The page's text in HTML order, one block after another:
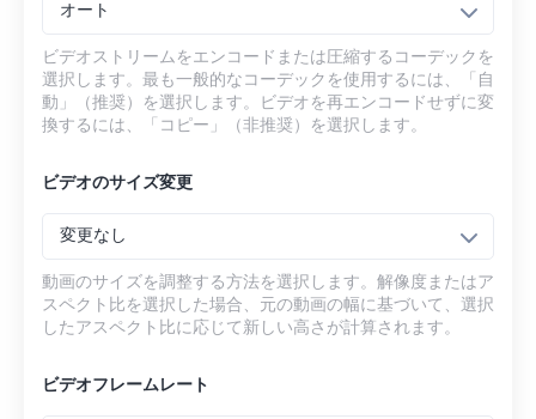
オート
ビデオストリームをエンコードまたは圧縮するコーデックを
選択します。最も一般的なコーデックを使用するには、「自
動」（推奨）を選択します。ビデオを再エンコードせずに変
換するには、「コピー」（非推奨）を選択します。
ビデオのサイズ変更
変更なし
動画のサイズを調整する方法を選択します。解像度またはア
スペクト比を選択した場合、元の動画の幅に基づいて、選択
したアスペクト比に応じて新しい高さが計算されます。
ビデオフレームレート